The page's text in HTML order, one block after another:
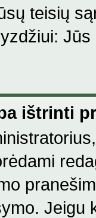
teisių
ištrinti
Jeigu